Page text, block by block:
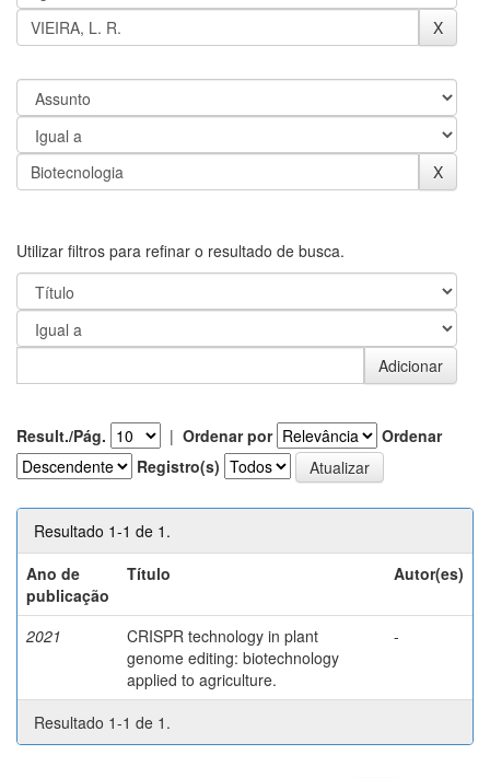
Utilizar filtros para refinar o resultado de busca.
Result./Pág. | Ordenar por
Ordenar
Registro(s)
Resultado 1-1 de 1.
Ano de
publicação
Título Autor(es)
2021
CRISPR technology in plant
genome editing: biotechnology
applied to agriculture.
-
Resultado 1-1 de 1.